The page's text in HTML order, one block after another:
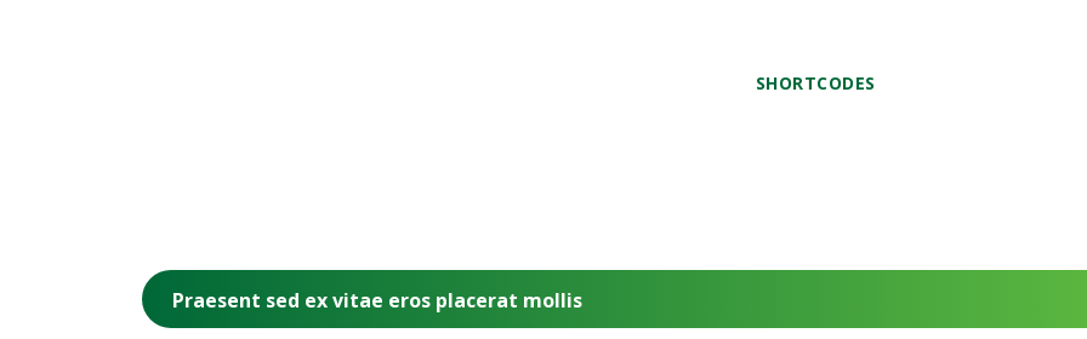
SHORTCODES
Praesent sed ex vitae eros placerat mollis